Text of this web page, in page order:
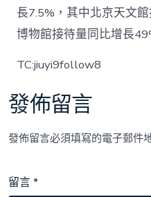
長7.5%，其中北京天文
博物館接待量同比增長
TC:jiuyi9follow8
發佈留言
發佈留言必須填寫的電子郵件
留言*